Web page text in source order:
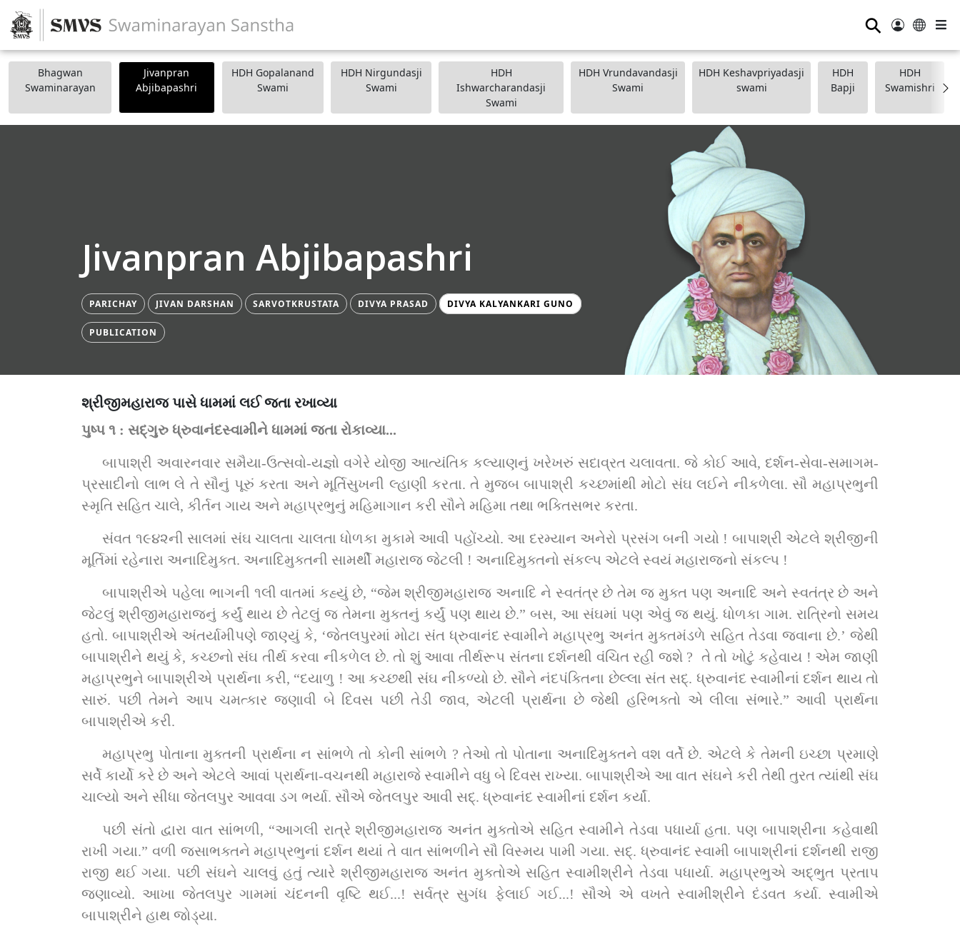
⚲
Bhagwan
Swaminarayan
Jivanpran
Abjibapashri
HDH Gopalanand
Swami
HDH Nirgundasji
Swami
HDH
Ishwarcharandasji
Swami
HDH Vrundavandasji
Swami
HDH Keshavpriyadasji
swami
HDH
Bapji
HDH
Swamishri
Jivanpran Abjibapashri
PARICHAY JIVAN DARSHAN SARVOTKRUSTATA DIVYA PRASAD DIVYA KALYANKARI GUNO
PUBLICATION
શ્રીજીમહારાજ પાસે ધામમાં લઈ જતા રખાવ્યા
પુષ્પ ૧ : સદ્‌ગુરુ ધ્રુવાનંદસ્વામીને ધામમાં જતા રોકાવ્યા...
બાપાશ્રી અવારનવાર સમૈયા-ઉત્સવો-યજ્ઞો વગેરે યોજી આત્યંતિક કલ્યાણનું ખરેખરું સદાવ્રત ચલાવતા. જે કોઈ આવે, દર્શન-સેવા-સમાગમ-
પ્રસાદીનો લાભ લે તે સૌનું પૂરું કરતા અને મૂર્તિસુખની લ્હાણી કરતા. તે મુજબ બાપાશ્રી કચ્છમાંથી મોટો સંઘ લઈને નીકળેલા. સૌ મહાપ્રભુની
સ્મૃતિ સહિત ચાલે, કીર્તન ગાય અને મહાપ્રભુનું મહિમાગાન કરી સૌને મહિમા તથા ભક્તિસભર કરતા.
સંવત ૧૯૪૨ની સાલમાં સંઘ ચાલતા ચાલતા ધોળકા મુકામે આવી પહોંચ્યો. આ દરમ્યાન અનેરો પ્રસંગ બની ગયો ! બાપાશ્રી એટલે શ્રીજીની
મૂર્તિમાં રહેનારા અનાદિમુક્ત. અનાદિમુક્તની સામર્થી મહારાજ જેટલી ! અનાદિમુક્તનો સંકલ્પ એટલે સ્વયં મહારાજનો સંકલ્પ !
બાપાશ્રીએ પહેલા ભાગની ૧લી વાતમાં કહ્યું છે, “જેમ શ્રીજીમહારાજ અનાદિ ને સ્વતંત્ર છે તેમ જ મુક્ત પણ અનાદિ અને સ્વતંત્ર છે અને
જેટલું શ્રીજીમહારાજનું કર્યું થાય છે તેટલું જ તેમના મુક્તનું કર્યું પણ થાય છે.” બસ, આ સંઘમાં પણ એવું જ થયું. ધોળકા ગામ. રાત્રિનો સમય
હતો. બાપાશ્રીએ અંતર્યામીપણે જાણ્યું કે, ‘જેતલપુરમાં મોટા સંત ધ્રુવાનંદ સ્વામીને મહાપ્રભુ અનંત મુક્તમંડળે સહિત તેડવા જવાના છે.’ જેથી
બાપાશ્રીને થયું કે, કચ્છનો સંઘ તીર્થ કરવા નીકળેલ છે. તો શું આવા તીર્થરૂપ સંતના દર્શનથી વંચિત રહી જશે ?  તે તો ખોટું કહેવાય ! એમ જાણી
મહાપ્રભુને બાપાશ્રીએ પ્રાર્થના કરી, “દયાળુ ! આ કચ્છથી સંઘ નીકળ્યો છે. સૌને નંદપંક્તિના છેલ્લા સંત સદ્‌. ધ્રુવાનંદ સ્વામીનાં દર્શન થાય તો
સારું. પછી તેમને આપ ચમત્કાર જણાવી બે દિવસ પછી તેડી જાવ, એટલી પ્રાર્થના છે જેથી હરિભક્તો એ લીલા સંભારે.” આવી પ્રાર્થના
બાપાશ્રીએ કરી.
મહાપ્રભુ પોતાના મુક્તની પ્રાર્થના ન સાંભળે તો કોની સાંભળે ? તેઓ તો પોતાના અનાદિમુક્તને વશ વર્તે છે. એટલે કે તેમની ઇચ્છા પ્રમાણે
સર્વે કાર્યો કરે છે અને એટલે આવાં પ્રાર્થના-વચનથી મહારાજે સ્વામીને વધુ બે દિવસ રાખ્યા. બાપાશ્રીએ આ વાત સંઘને કરી તેથી તુરત ત્યાંથી સંઘ
ચાલ્યો અને સીધા જેતલપુર આવવા ડગ ભર્યા. સૌએ જેતલપુર આવી સદ્‌. ધ્રુવાનંદ સ્વામીનાં દર્શન કર્યાં.
પછી સંતો દ્વારા વાત સાંભળી, “આગલી રાત્રે શ્રીજીમહારાજ અનંત મુક્તોએ સહિત સ્વામીને તેડવા પધાર્યા હતા. પણ બાપાશ્રીના કહેવાથી
રાખી ગયા.” વળી જસાભક્તને મહાપ્રભુનાં દર્શન થયાં તે વાત સાંભળીને સૌ વિસ્મય પામી ગયા. સદ્‌. ધ્રુવાનંદ સ્વામી બાપાશ્રીનાં દર્શનથી રાજી
રાજી થઈ ગયા. પછી સંઘને ચાલવું હતું ત્યારે શ્રીજીમહારાજ અનંત મુક્તોએ સહિત સ્વામીશ્રીને તેડવા પધાર્યા. મહાપ્રભુએ અદ્‌ભુત પ્રતાપ
જણાવ્યો. આખા જેતલપુર ગામમાં ચંદનની વૃષ્ટિ થઈ...! સર્વત્ર સુગંધ ફેલાઈ ગઈ...! સૌએ એ વખતે સ્વામીશ્રીને દંડવત કર્યા. સ્વામીએ
બાપાશ્રીને હાથ જોડ્યા.